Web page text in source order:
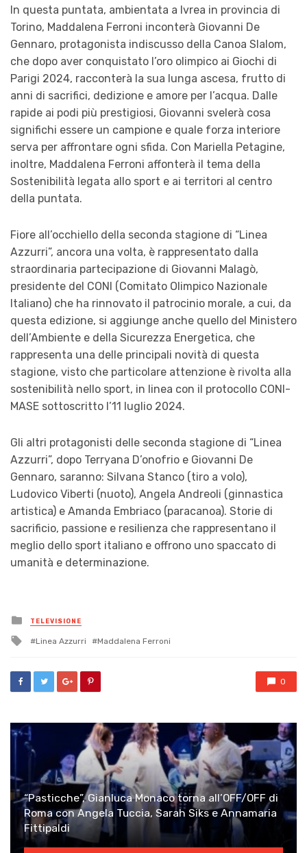
In questa puntata, ambientata a Ivrea in provincia di
Torino, Maddalena Ferroni inconterà Giovanni De
Gennaro, protagonista indiscusso della Canoa Slalom,
che dopo aver conquistato l’oro olimpico ai Giochi di
Parigi 2024, racconterà la sua lunga ascesa, frutto di
anni di sacrifici, dedizione e amore per l’acqua. Dalle
rapide ai podi più prestigiosi, Giovanni svelerà cosa
significhi essere un campione e quale forza interiore
serva per affrontare ogni sfida. Con Mariella Petagine,
inoltre, Maddalena Ferroni affonterà il tema della
Sostenibilità legata allo sport e ai territori al centro
della puntata.
Fiore all’occhiello della seconda stagione di “Linea
Azzurri”, ancora una volta, è rappresentato dalla
straordinaria partecipazione di Giovanni Malagò,
presidente del CONI (Comitato Olimpico Nazionale
Italiano) che ha rinnovato il patrocinio morale, a cui, da
questa edizione, si aggiunge anche quello del Ministero
dell’Ambiente e della Sicurezza Energetica, che
rappresenta una delle principali novità di questa
stagione, visto che particolare attenzione è rivolta alla
sostenibilità nello sport, in linea con il protocollo CONI-
MASE sottoscritto l’11 luglio 2024.
Gli altri protagonisti delle seconda stagione di “Linea
Azzurri”, dopo Terryana D’onofrio e Giovanni De
Gennaro, saranno: Silvana Stanco (tiro a volo),
Ludovico Viberti (nuoto), Angela Andreoli (ginnastica
artistica) e Amanda Embriaco (paracanoa). Storie di
sacrificio, passione e resilienza che rappresentano il
meglio dello sport italiano e offrono uno spaccato di
umanità e determinazione.
Posted
in
TELEVISIONE
Tagged
Linea Azzurri Maddalena Ferroni
0
“Pasticche”, Gianluca Monaco torna all’OFF/OFF di
Roma con Angela Tuccia, Sarah Siks e Annamaria
Fittipaldi